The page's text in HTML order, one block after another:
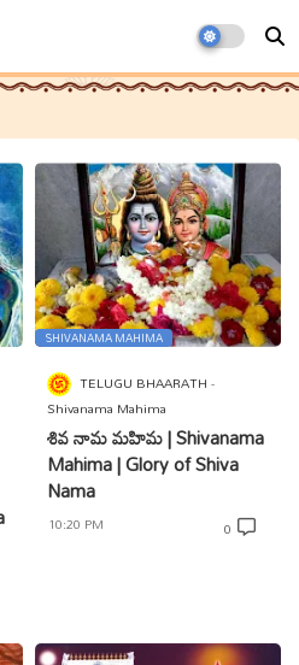
SHIVANAMA MAHIMA
TELUGU BHAARATH
Shivanama Mahima
శివ నామ మహిమ | Shivanama
Mahima | Glory of Shiva
Nama
10:20 PM 0